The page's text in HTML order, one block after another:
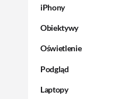
iPhony
Obiektywy
Oświetlenie
Podgląd
Laptopy